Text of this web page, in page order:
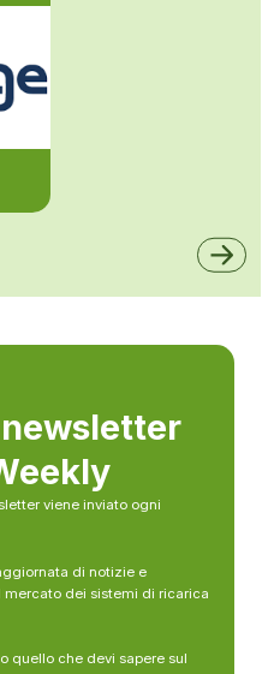
viene inviato ogni
di notizie e
dei sistemi di ricarica
quello che devi sapere sul